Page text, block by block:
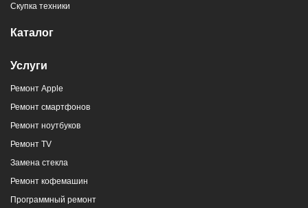
Скупка техники
Каталог
Услуги
Ремонт Apple
Ремонт смартфонов
Ремонт ноутбуков
Ремонт TV
Замена стекла
Ремонт кофемашин
Программный ремонт